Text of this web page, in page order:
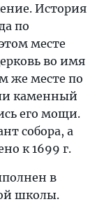
История
по
месте
во имя
же месте по
каменный
его мощи.
собора, а
к 1699 г.
в
школы.